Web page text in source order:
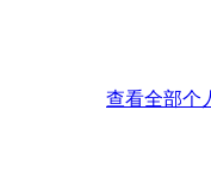
查看全部个